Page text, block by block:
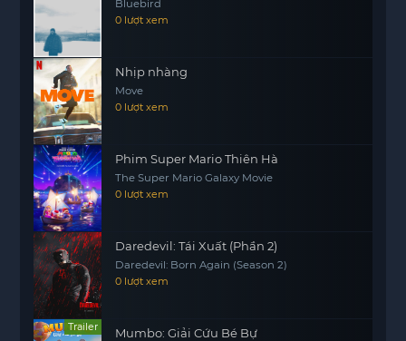
Chị Ơi Anh Yêu Em (Phần 2) không chỉ là một bộ
phim về tình yêu mà còn là một bài học về việc
chấp nhận bản thân và đối mặt với những định
kiến. Họ dạy chúng ta rằng tình yêu thực sự
không phân biệt tuổi tác, mà quan trọng nhất là
sự kết nối giữa hai tâm hồn.
Chúng ta cùng
diễn biến tiếp theo trong câu chuyện này, nơi mà
tình yêu sẽ luôn tìm được cách để vượt qua mọi
trở ngại.
Bluebird
0 lượt xem
Nhịp nhàng
Move
0 lượt xem
Phim Super Mario Thiên Hà
The Super Mario Galaxy Movie
0 lượt xem
Daredevil: Tái Xuất (Phần 2)
Daredevil: Born Again (Season 2)
0 lượt xem
Trailer Mumbo: Giải Cứu Bé Bự